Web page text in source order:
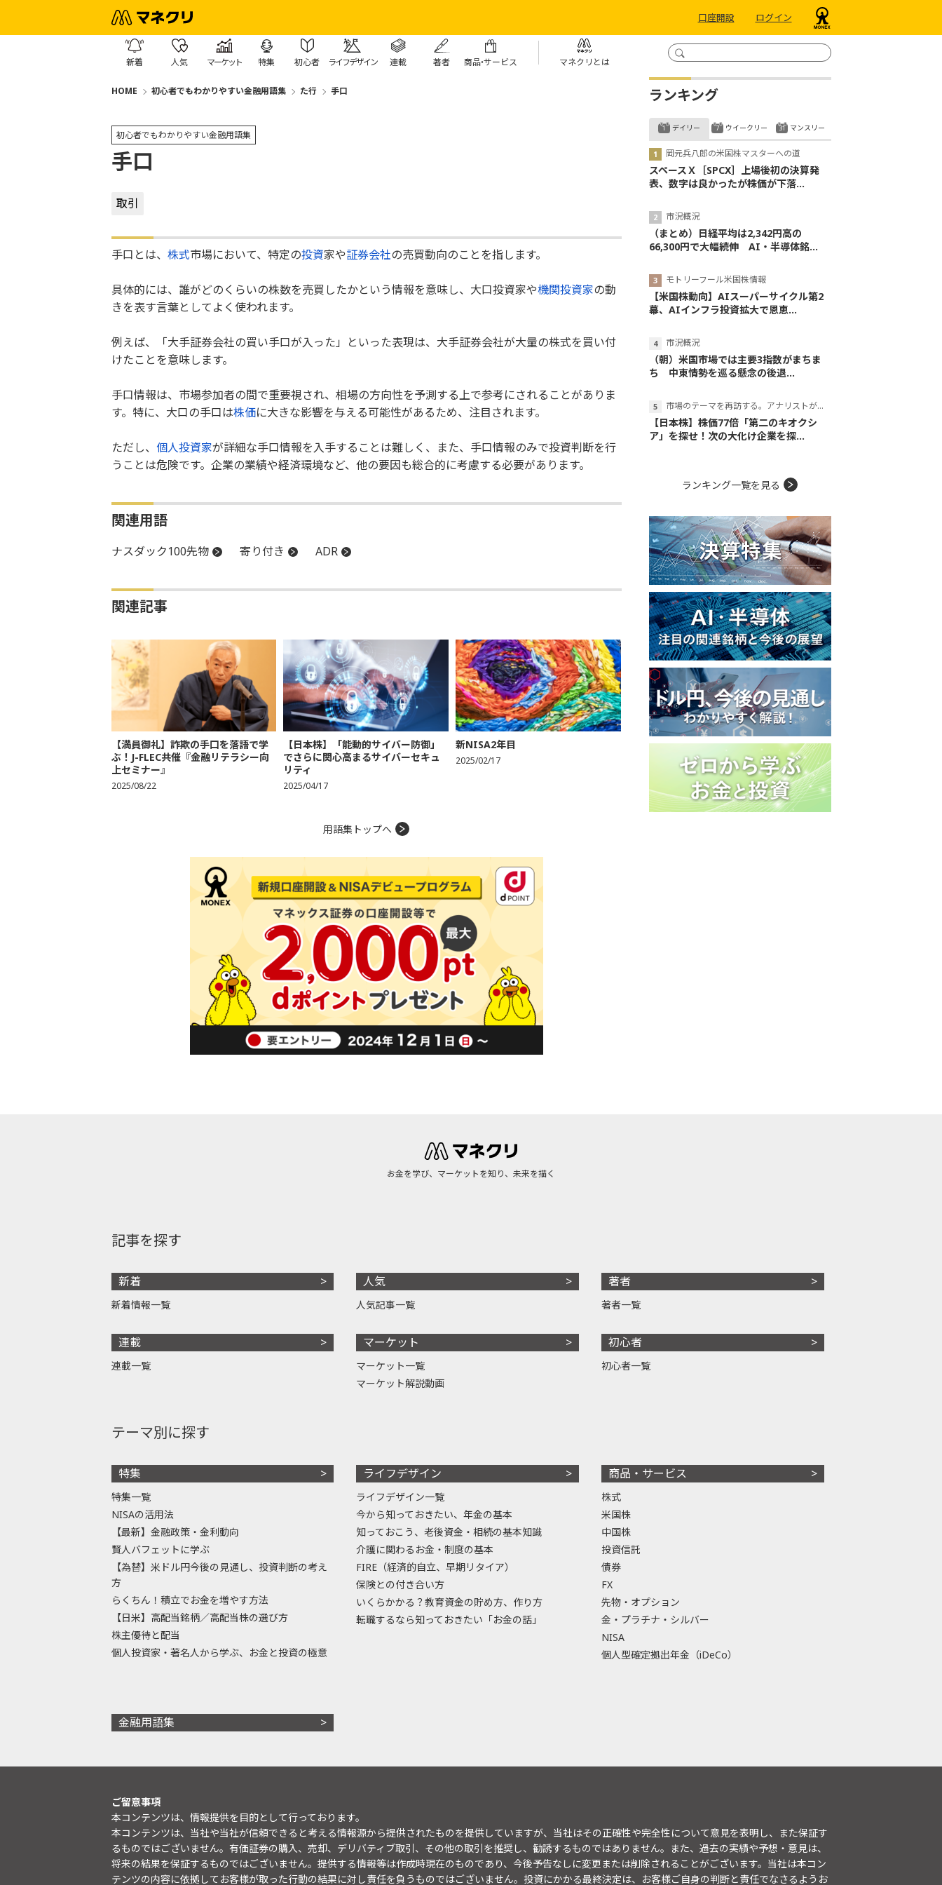
口座開設 ログイン
新着 人気 マーケット 特集 初心者 ライフデザイン 連載 著者 商品・サービス マネクリとは
HOME 初心者でもわかりやすい金融用語集 た行 手口
初心者でもわかりやすい金融用語集
手口
取引
手口とは、 株式市場において、特定の投資家や証券会社の売買動向のことを指します。
具体的には、誰がどのくらいの株数を売買したかという情報を意味し、大口投資家や機関投資家の動
きを表す言葉としてよく使われます。
例えば、「大手証券会社の買い手口が入った」といった表現は、大手証券会社が大量の株式を買い付
けたことを意味します。
手口情報は、市場参加者の間で重要視され、相場の方向性を予測する上で参考にされることがありま
す。特に、大口の手口は株価に大きな影響を与える可能性があるため、注目されます。
ただし、 個人投資家が詳細な手口情報を入手することは難しく、また、手口情報のみで投資判断を行
うことは危険です。企業の業績や経済環境など、他の要因も総合的に考慮する必要があります。
関連用語
ナスダック100先物 寄り付き ADR
関連記事
【満員御礼】詐欺の手口を落語で学
ぶ！J-FLEC共催『金融リテラシー向
上セミナー』
2025/08/22
【日本株】「能動的サイバー防御」
でさらに関心高まるサイバーセキュ
リティ
2025/04/17
新NISA2年目
2025/02/17
用語集トップへ
ランキング
デイリー
岡元兵八郎の米国株マスターへの道
スペースＸ［SPCX］上場後初の決算発
表、数字は良かったが株価が下落...
市況概況
（まとめ）日経平均は2,342円高の
66,300円で大幅続伸 AI・半導体銘...
モトリーフール米国株情報
【米国株動向】AIスーパーサイクル第2
幕、AIインフラ投資拡大で恩恵...
市況概況
（朝）米国市場では主要3指数がまちま
ち 中東情勢を巡る懸念の後退...
市場のテーマを再訪する。アナリストが読み解くテーマの本質
【日本株】株価77倍「第二のキオクシ
ア」を探せ！次の大化け企業を探...
ウイークリー マンスリー
ランキング一覧を見る
お金を学び、マーケットを知り、未来を描く
記事を探す
新着
新着情報一覧
連載
連載一覧
人気
人気記事一覧
マーケット
マーケット一覧
マーケット解説動画
著者
著者一覧
初心者
初心者一覧
テーマ別に探す
特集
特集一覧
NISAの活用法
【最新】金融政策・金利動向
賢人バフェットに学ぶ
【為替】米ドル円今後の見通し、投資判断の考え
方
らくちん！積立でお金を増やす方法
【日米】高配当銘柄／高配当株の選び方
株主優待と配当
個人投資家・著名人から学ぶ、お金と投資の極意
ライフデザイン
ライフデザイン一覧
今から知っておきたい、年金の基本
知っておこう、老後資金・相続の基本知識
介護に関わるお金・制度の基本
FIRE（経済的自立、早期リタイア）
保険との付き合い方
いくらかかる？教育資金の貯め方、作り方
転職するなら知っておきたい「お金の話」
商品・サービス
株式
米国株
中国株
投資信託
債券
FX
先物・オプション
金・プラチナ・シルバー
NISA
個人型確定拠出年金（iDeCo）
金融用語集
ご留意事項
本コンテンツは、情報提供を目的として行っております。
本コンテンツは、当社や当社が信頼できると考える情報源から提供されたものを提供していますが、当社はその正確性や完全性について意見を表明し、また保証す
るものではございません。有価証券の購入、売却、デリバティブ取引、その他の取引を推奨し、勧誘するものではありません。また、過去の実績や予想・意見は、
将来の結果を保証するものではございません。提供する情報等は作成時現在のものであり、今後予告なしに変更または削除されることがございます。当社は本コン
テンツの内容に依拠してお客様が取った行動の結果に対し責任を負うものではございません。投資にかかる最終決定は、お客様ご自身の判断と責任でなさるようお